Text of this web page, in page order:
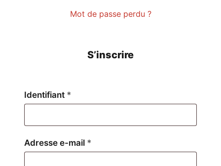
Mot de passe perdu ?
S’inscrire
Identifiant *
Adresse e-mail *